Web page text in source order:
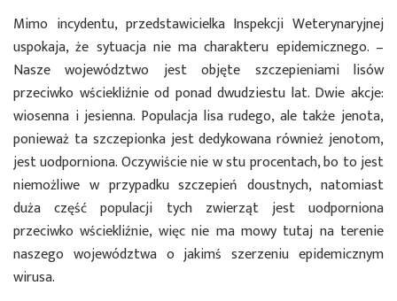
Mimo incydentu, przedstawicielka Inspekcji Weterynaryjnej
uspokaja, że sytuacja nie ma charakteru epidemicznego. –
Nasze województwo jest objęte szczepieniami lisów
przeciwko wściekliźnie od ponad dwudziestu lat. Dwie akcje:
wiosenna i jesienna. Populacja lisa rudego, ale także jenota,
ponieważ ta szczepionka jest dedykowana również jenotom,
jest uodporniona. Oczywiście nie w stu procentach, bo to jest
niemożliwe w przypadku szczepień doustnych, natomiast
duża część populacji tych zwierząt jest uodporniona
przeciwko wściekliźnie, więc nie ma mowy tutaj na terenie
naszego województwa o jakimś szerzeniu epidemicznym
wirusa.